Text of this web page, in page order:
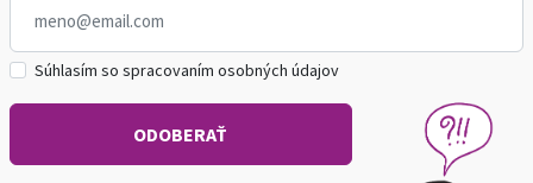
Súhlasím so spracovaním osobných údajov